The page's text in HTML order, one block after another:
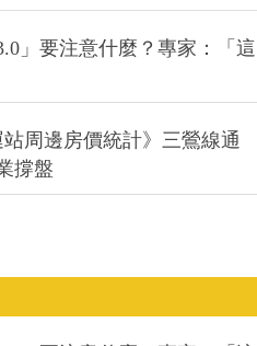
」要注意什麼？專家：「這
周邊房價統計》三鶯線通
撐盤